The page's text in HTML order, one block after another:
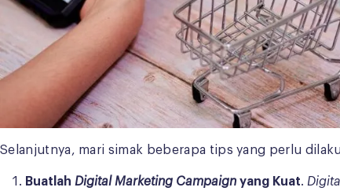
Selanjutnya, mari simak beberapa tips yang perlu
Buatlah Digital Marketing Campaign yang Kuat.